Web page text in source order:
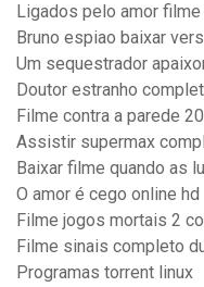
Ligados pelo amor
Bruno espiao baixar
Um sequestrador
Doutor estranho
Filme contra a parede
Assistir supermax
Baixar filme quando as
O amor é cego online hd
Filme jogos mortais 2
Filme sinais completo
Programas torrent linux